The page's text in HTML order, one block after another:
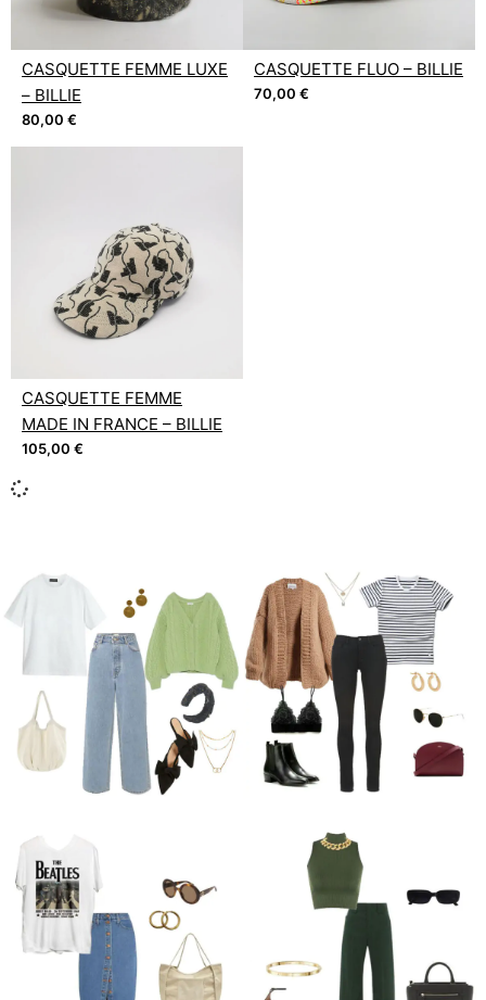
CASQUETTE FEMME LUXE
– BILLIE
80,00 €
CASQUETTE FLUO – BILLIE
70,00 €
CASQUETTE FEMME
MADE IN FRANCE – BILLIE
105,00 €